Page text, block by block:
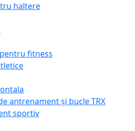
haltere
fitness
antrenament și bucle TRX
sportiv